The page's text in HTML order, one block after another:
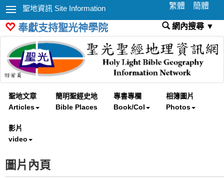
聖地資訊 Site Information 繁體 簡體
奉獻支持聖光神學院 網內搜尋 ▼
聖地文章
Articles
簡明聖經史地
Bible Places
專書專欄
Book/Col
相簿圖片
Photos
影片
video
圖片內頁